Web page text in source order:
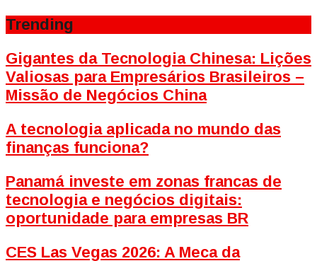
Trending
Gigantes da Tecnologia Chinesa: Lições
Valiosas para Empresários Brasileiros –
Missão de Negócios China
A tecnologia aplicada no mundo das
finanças funciona?
Panamá investe em zonas francas de
tecnologia e negócios digitais:
oportunidade para empresas BR
CES Las Vegas 2026: A Meca da